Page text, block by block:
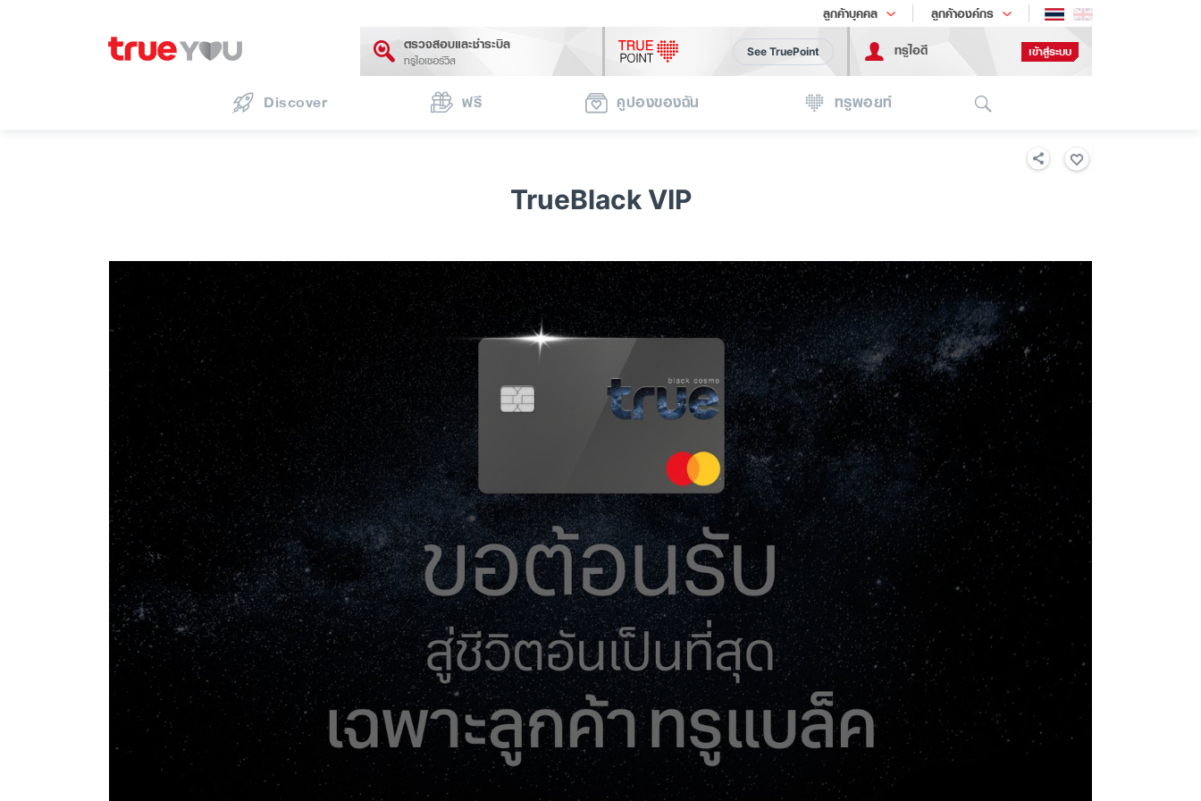
ลูกค้าบุคคล ลูกค้าองค์กร
เทรนด์เทคโนโลยี
ตรวจสอบและชำระบิล
ทรูไอเซอร์วิส
See TruePoint ทรูไอดี เข้าสู่ระบบ
Discover ฟรี คูปองของฉัน ทรูพอยท์
TrueBlack VIP